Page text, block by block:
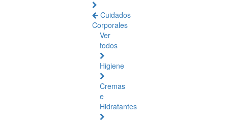
Cuidados
Corporales
Ver
todos
Higiene
Cremas
e
Hidratantes